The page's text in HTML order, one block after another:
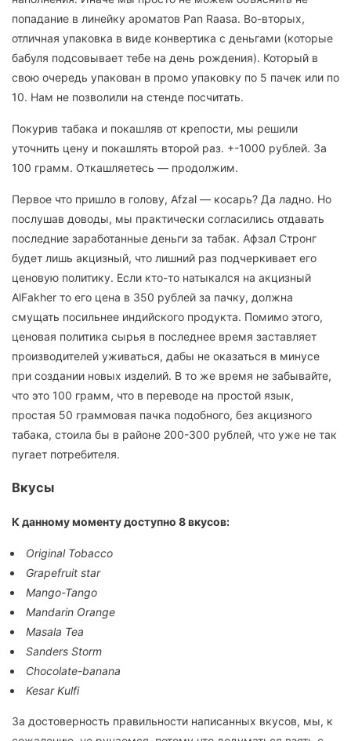
попадание в линейку ароматов Pan Raasa. Во-вторых,
отличная упаковка в виде конвертика с деньгами (которые
бабуля подсовывает тебе на день рождения). Который в
свою очередь упакован в промо упаковку по 5 пачек или по
10. Нам не позволили на стенде посчитать.
Покурив табака и покашляв от крепости, мы решили
уточнить цену и покашлять второй раз. +-1000 рублей. За
100 грамм. Откашляетесь — продолжим.
Первое что пришло в голову, Afzal — косарь? Да ладно. Но
послушав доводы, мы практически согласились отдавать
последние заработанные деньги за табак. Афзал Стронг
будет лишь акцизный, что лишний раз подчеркивает его
ценовую политику. Если кто-то натыкался на акцизный
AlFakher то его цена в 350 рублей за пачку, должна
смущать посильнее индийского продукта. Помимо этого,
ценовая политика сырья в последнее время заставляет
производителей уживаться, дабы не оказаться в минусе
при создании новых изделий. В то же время не забывайте,
что это 100 грамм, что в переводе на простой язык,
простая 50 граммовая пачка подобного, без акцизного
табака, стоила бы в районе 200-300 рублей, что уже не так
пугает потребителя.
Вкусы
К данному моменту доступно 8 вкусов:
Original Tobacco
Grapefruit star
Mango-Tango
Mandarin Orange
Masala Tea
Sanders Storm
Chocolate-banana
Kesar Kulfi
За достоверность правильности написанных вкусов, мы, к